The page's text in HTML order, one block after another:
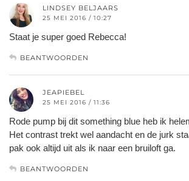
LINDSEY BELJAARS
25 MEI 2016 / 10:27
Staat je super goed Rebecca!
BEANTWOORDEN
JEAPIEBEL
25 MEI 2016 / 11:36
Rode pump bij dit something blue heb ik
Het contrast trekt wel aandacht en de jurk
pak ook altijd uit als ik naar een bruiloft ga.
BEANTWOORDEN